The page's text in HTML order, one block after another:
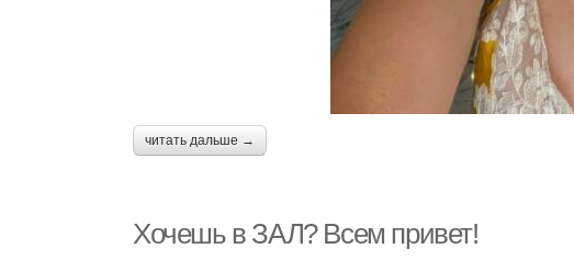
читать дальше →
Хочешь в ЗАЛ? Всем привет!